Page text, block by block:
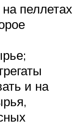
пеллетах
и на